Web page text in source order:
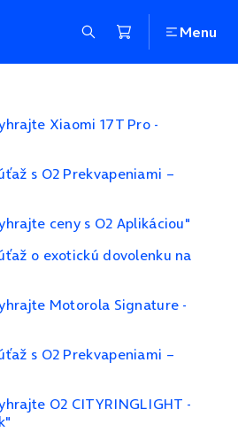
Menu
Xiaomi 17T Pro -
s O2 Prekvapeniami –
ceny s O2 Aplikáciou"
o exotickú dovolenku na
Motorola Signature -
s O2 Prekvapeniami –
O2 CITYRINGLIGHT -